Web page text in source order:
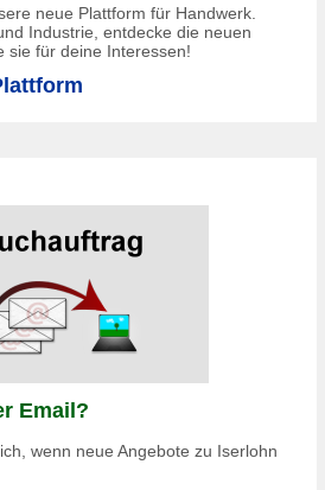
neue Plattform für Handwerk.
Industrie, entdecke die neuen
sie für deine Interessen!
Email?
wenn neue Angebote zu Iserlohn